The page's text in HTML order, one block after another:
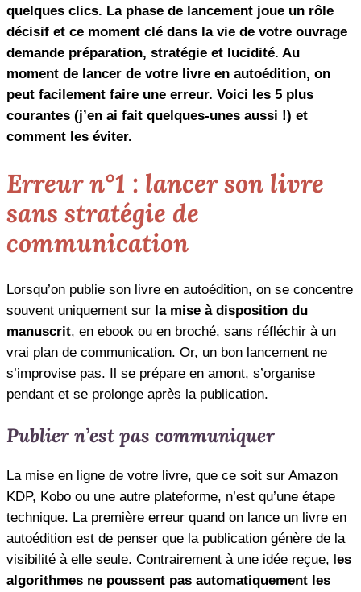
quelques clics. La phase de lancement joue un rôle
décisif et ce moment clé dans la vie de votre ouvrage
demande préparation, stratégie et lucidité. Au
moment de lancer de votre livre en autoédition, on
peut facilement faire une erreur. Voici les 5 plus
courantes (j’en ai fait quelques-unes aussi !) et
comment les éviter.
Erreur n°1 : lancer son livre
sans stratégie de
communication
Lorsqu’on publie son livre en autoédition, on se concentre
souvent uniquement sur la mise à disposition du
manuscrit, en ebook ou en broché, sans réfléchir à un
vrai plan de communication. Or, un bon lancement ne
s’improvise pas. Il se prépare en amont, s’organise
pendant et se prolonge après la publication.
Publier n’est pas communiquer
La mise en ligne de votre livre, que ce soit sur Amazon
KDP, Kobo ou une autre plateforme, n’est qu’une étape
technique. La première erreur quand on lance un livre en
autoédition est de penser que la publication génère de la
visibilité à elle seule. Contrairement à une idée reçue, les
algorithmes ne poussent pas automatiquement les